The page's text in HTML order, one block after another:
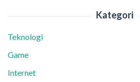
Kategori
Teknologi
Game
Internet